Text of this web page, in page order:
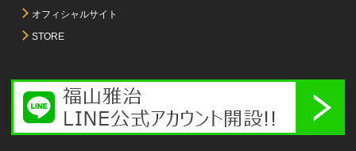
オフィシャルサイト
STORE